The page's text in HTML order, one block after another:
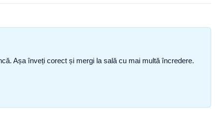
Așa înveți corect și mergi la sală cu mai multă încredere.